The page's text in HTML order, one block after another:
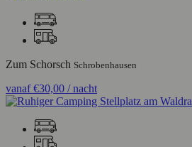
Zum Schorsch Schrobenhausen
vanaf€30,00 / nacht